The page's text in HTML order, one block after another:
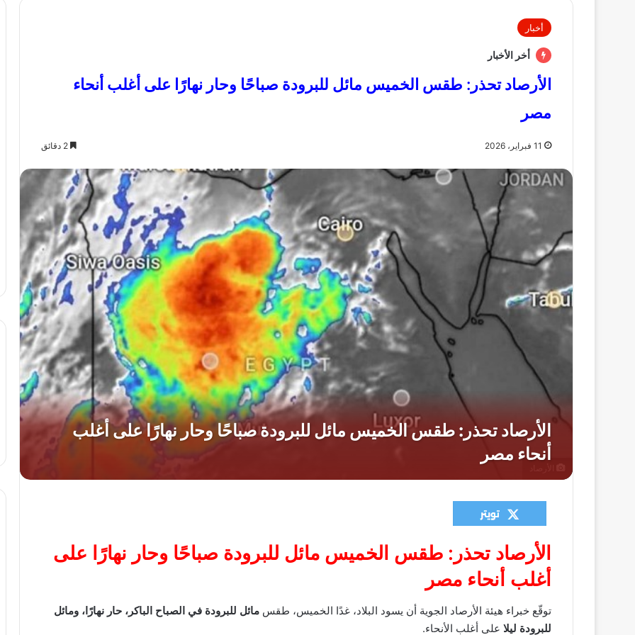
أخبار
أخر الأخبار
الأرصاد تحذر: طقس الخميس مائل للبرودة صباحًا وحار نهارًا على أغلب أنحاء
مصر
11 فبراير، 2026
الأرصاد تحذر: طقس الخميس مائل للبرودة صباحًا وحار نهارًا على
أغلب أنحاء مصر
توقّع خبراء هيئة الأرصاد الجوية أن يسود البلاد، غدًا الخميس، طقس مائل للبرودة في الصباح الباكر، حار نهارًا، ومائل
للبرودة ليلا على أغلب الأنحاء.